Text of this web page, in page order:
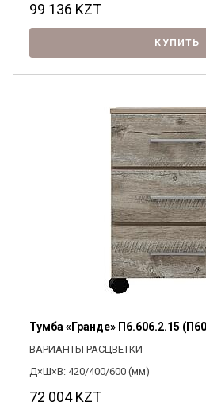
99 136 KZT
КУПИТЬ
Тумба «Гранде» П6.606.2.15
ВАРИАНТЫ РАСЦВЕТКИ
Д×Ш×В: 420/400/600 (мм)
72 004KZT